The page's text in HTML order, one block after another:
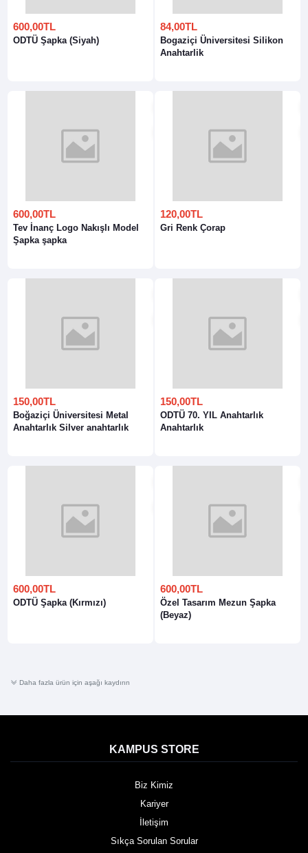
600,00TL
ODTÜ Şapka (Siyah)
84,00TL
Bogaziçi Üniversitesi Silikon
Anahtarlik
600,00TL
Tev İnanç Logo Nakışlı Model
Şapka şapka
120,00TL
Gri Renk Çorap
150,00TL
Boğaziçi Üniversitesi Metal
Anahtarlık Silver anahtarlık
150,00TL
ODTÜ 70. YIL Anahtarlık
Anahtarlık
600,00TL
ODTÜ Şapka (Kırmızı)
600,00TL
Özel Tasarım Mezun Şapka
(Beyaz)
Daha fazla ürün için aşağı kaydırın
KAMPUS STORE
Biz Kimiz
Kariyer
İletişim
Sıkça Sorulan Sorular